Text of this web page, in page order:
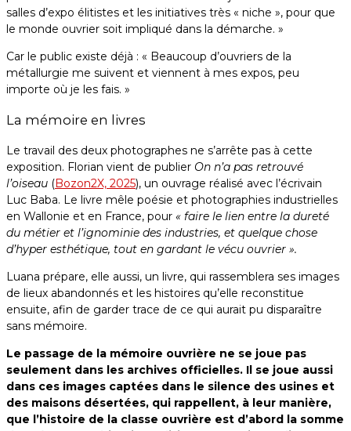
salles d’expo élitistes et les initiatives très « niche », pour que
le monde ouvrier soit impliqué dans la démarche. »
Car le public existe déjà : « Beaucoup d’ouvriers de la
métallurgie me suivent et viennent à mes expos, peu
importe où je les fais. »
La mémoire en livres
Le travail des deux photographes ne s’arrête pas à cette
exposition. Florian vient de publier On n’a pas retrouvé
l’oiseau (Bozon2X, 2025), un ouvrage réalisé avec l’écrivain
Luc Baba. Le livre mêle poésie et photographies industrielles
en Wallonie et en France, pour « faire le lien entre la dureté
du métier et l’ignominie des industries, et quelque chose
d’hyper esthétique, tout en gardant le vécu ouvrier ».
Luana prépare, elle aussi, un livre, qui rassemblera ses images
de lieux abandonnés et les histoires qu’elle reconstitue
ensuite, afin de garder trace de ce qui aurait pu disparaître
sans mémoire.
Le passage de la mémoire ouvrière ne se joue pas
seulement dans les archives officielles. Il se joue aussi
dans ces images captées dans le silence des usines et
des maisons désertées, qui rappellent, à leur manière,
que l’histoire de la classe ouvrière est d’abord la somme